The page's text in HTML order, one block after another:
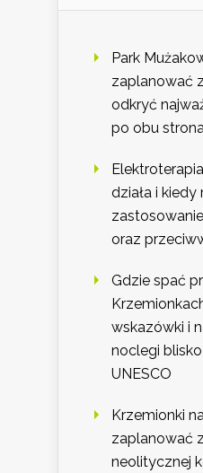
Park
zaplanować
odkryć
po obu
działa i kiedy
oraz
Gdzie spać
wskazówki i
noclegi
UNESCO
Krzemionki
zaplanować
neolitycznej